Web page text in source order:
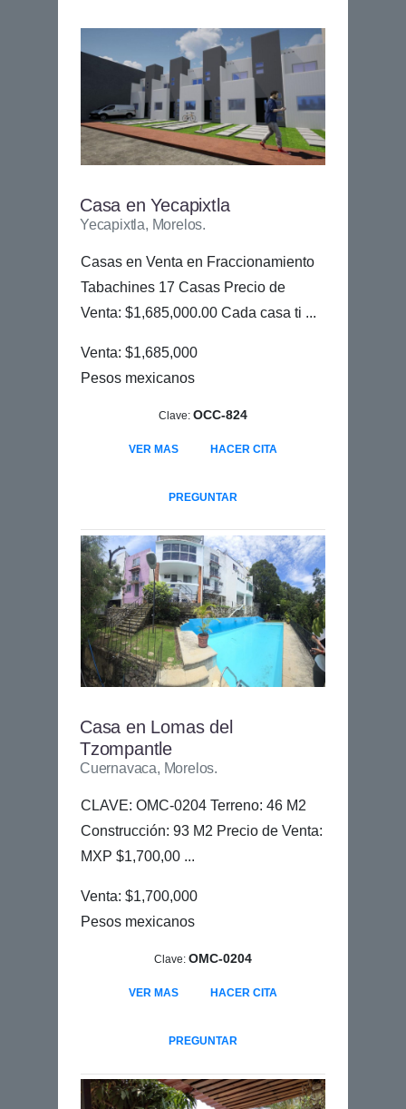
Casa en Yecapixtla
Yecapixtla, Morelos.
Casas en Venta en Fraccionamiento
Tabachines 17 Casas Precio de
Venta: $1,685,000.00 Cada casa ti ...
Venta: $1,685,000
Pesos mexicanos
Clave: OCC-824
VER MAS HACER CITA
PREGUNTAR
Casa en Lomas del
Tzompantle
Cuernavaca, Morelos.
CLAVE: OMC-0204 Terreno: 46 M2
Construcción: 93 M2 Precio de Venta:
MXP $1,700,00 ...
Venta: $1,700,000
Pesos mexicanos
Clave: OMC-0204
VER MAS HACER CITA
PREGUNTAR